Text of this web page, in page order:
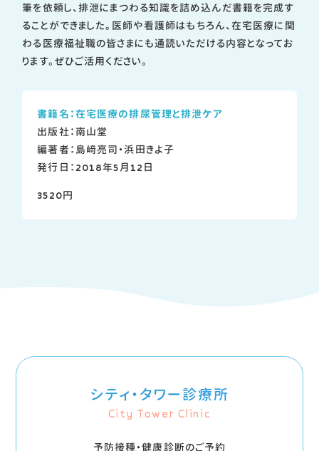
筆を依頼し、排泄にまつわる知識を詰め込んだ書籍を完成す
ることができました。医師や看護師はもちろん、在宅医療に関
わる医療福祉職の皆さまにも通読いただける内容となってお
ります。ぜひご活用ください。
書籍名：在宅医療の排尿管理と排泄ケア
出版社：南山堂
編著者：島﨑亮司・浜田きよ子
発行日：2018年5月12日
3520円
シティ・タワー診療所
City Tower Clinic
予防接種・健康診断のご予約